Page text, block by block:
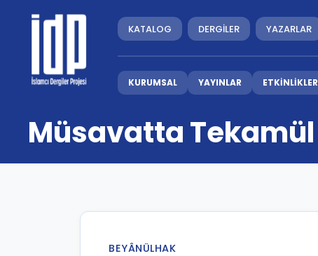
KATALOG DERGİLER YAZARLAR
KURUMSAL YAYINLAR ETKİNLİKLER
Müsavatta Tekamül
BEYÂNÜLHAK